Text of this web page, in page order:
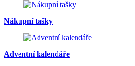
Nákupní tašky
Adventní kalendáře